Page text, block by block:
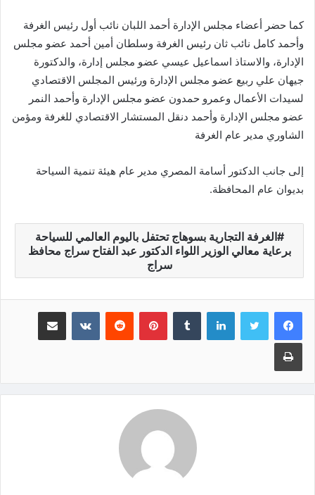
كما حضر أعضاء مجلس الإدارة أحمد اللبان نائب أول رئيس الغرفة
وأحمد كامل نائب ثان رئيس الغرفة وسلطان أمين أحمد عضو مجلس
الإدارة، والاستاذ اسماعيل عيسي عضو مجلس إدارة، والدكتورة
جيهان علي ربيع عضو مجلس الإدارة ورئيس المجلس الاقتصادي
لسيدات الأعمال وعمرو حمدون عضو مجلس الإدارة وأحمد النمر
عضو مجلس الإدارة وأحمد دنقل المستشار الاقتصادي للغرفة ومؤمن
الشاوري مدير عام الغرفة
إلى جانب الدكتور أسامة المصري مدير عام هيئة تنمية السياحة
بديوان عام المحافظة.
الغرفة التجارية بسوهاج تحتفل باليوم العالمي للسياحة
برعاية معالي الوزير اللواء الدكتور عبد الفتاح سراج محافظ
سراج
لينكدإن بينتيريست